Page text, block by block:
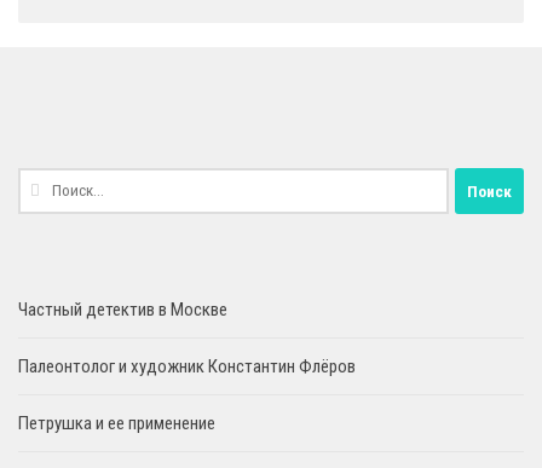
Найти:
Частный детектив в Москве
Палеонтолог и художник Константин Флёров
Петрушка и ее применение